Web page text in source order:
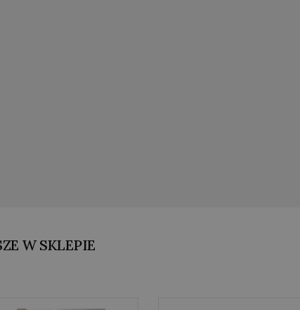
W SKLEPIE